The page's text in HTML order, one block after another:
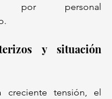
por personal
y situación
tensión, el